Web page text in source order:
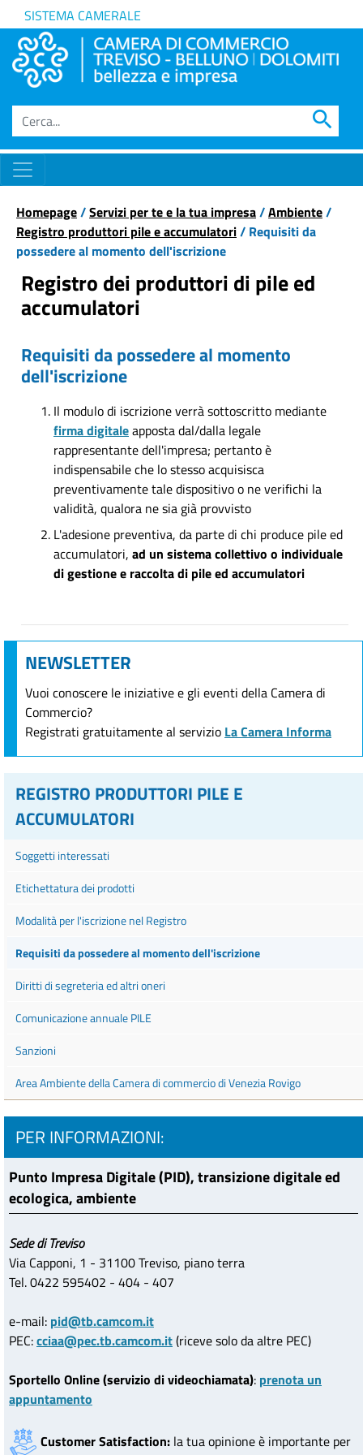
SISTEMA CAMERALE
search
Homepage/Servizi per te e la tua impresa/Ambiente/
Registro produttori pile e accumulatori/ Requisiti da
possedere al momento dell'iscrizione
Registro dei produttori di pile ed
accumulatori
Requisiti da possedere al momento
dell'iscrizione
Il modulo di iscrizione verrà sottoscritto mediante
firma digitaleapposta dal/dalla legale
rappresentante dell'impresa; pertanto è
indispensabile che lo stesso acquisisca
preventivamente tale dispositivo o ne verifichi la
validità, qualora ne sia già provvisto
L'adesione preventiva, da parte di chi produce pile ed
accumulatori, ad un sistema collettivo o individuale
di gestione e raccolta di pile ed accumulatori
NEWSLETTER
Vuoi conoscere le iniziative e gli eventi della Camera di
Commercio?
Registrati gratuitamente al servizio La Camera Informa
REGISTRO PRODUTTORI PILE E
ACCUMULATORI
Soggetti interessati
Etichettatura dei prodotti
Modalità per l'iscrizione nel Registro
Requisiti da possedere al momento dell'iscrizione
Diritti di segreteria ed altri oneri
Comunicazione annuale PILE
Sanzioni
Area Ambiente della Camera di commercio di Venezia Rovigo
PER INFORMAZIONI:
Punto Impresa Digitale (PID), transizione digitale ed
ecologica, ambiente
Sede di Treviso
Via Capponi, 1 - 31100 Treviso, piano terra
Tel. 0422 595402 - 404 - 407
e-mail: pid@tb.camcom.it
PEC:cciaa@pec.tb.camcom.it(riceve solo da altre PEC)
Sportello Online (servizio di videochiamata): prenota un
appuntamento
Customer Satisfaction: la tua opinione è importante per